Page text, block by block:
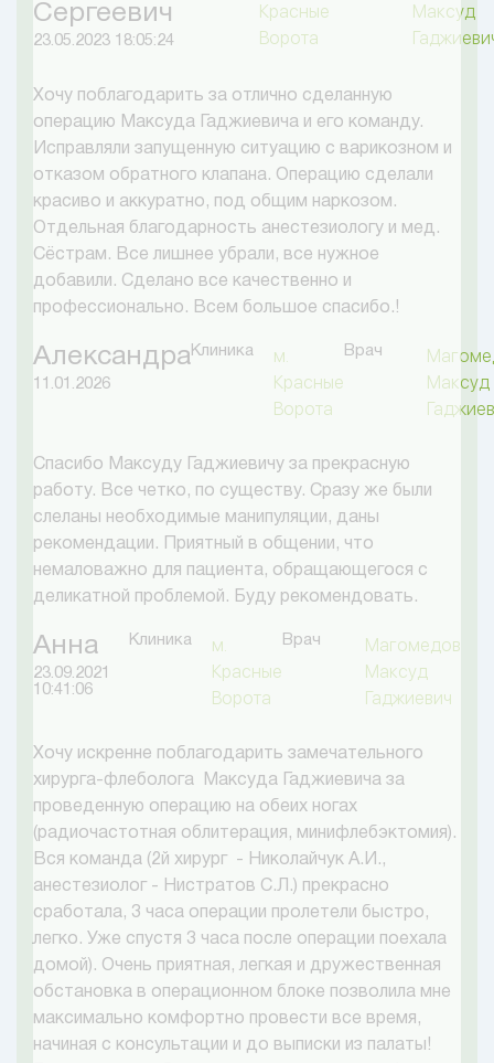
Сергеевич
23.05.2023 18:05:24
Красные
Ворота
Максуд
Хочу поблагодарить за отлично сделанную
операцию Максуда Гаджиевича и его команду.
Исправляли запущенную ситуацию с варикозном и
отказом обратного клапана. Операцию сделали
красиво и аккуратно, под общим наркозом.
Отдельная благодарность анестезиологу и мед.
Сёстрам. Все лишнее убрали, все нужное
добавили. Сделано все качественно и
профессионально. Всем большое спасибо.!
Александра
11.01.2026
Клиника
м.
Красные
Ворота
Врач
Максуд
Спасибо Максуду Гаджиевичу за прекрасную
работу. Все четко, по существу. Сразу же были
слеланы необходимые манипуляции, даны
рекомендации. Приятный в общении, что
немаловажно для пациента, обращающегося с
деликатной проблемой. Буду рекомендовать.
Анна
23.09.2021
10:41:06
Клиника
м.
Красные
Ворота
Врач
Магомедов
Максуд
Гаджиевич
Хочу искренне поблагодарить замечательного
хирурга-флеболога Максуда Гаджиевича за
проведенную операцию на обеих ногах
(радиочастотная облитерация, минифлебэктомия).
Вся команда (2й хирург - Николайчук А.И.,
анестезиолог - Нистратов С.Л.) прекрасно
сработала, 3 часа операции пролетели быстро,
легко. Уже спустя 3 часа после операции поехала
домой). Очень приятная, легкая и дружественная
обстановка в операционном блоке позволила мне
максимально комфортно провести все время,
начиная с консультации и до выписки из палаты!